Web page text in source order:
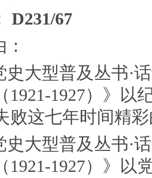
D231/67
史大型普及丛书·
1921-1927）》以
败这七年时间精
史大型普及丛书·
1921-1927）》以